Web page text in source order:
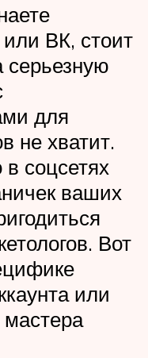
ВК, стоит
серьезную
для
не хватит.
соцсетях
ваших
Вот
или
мастера